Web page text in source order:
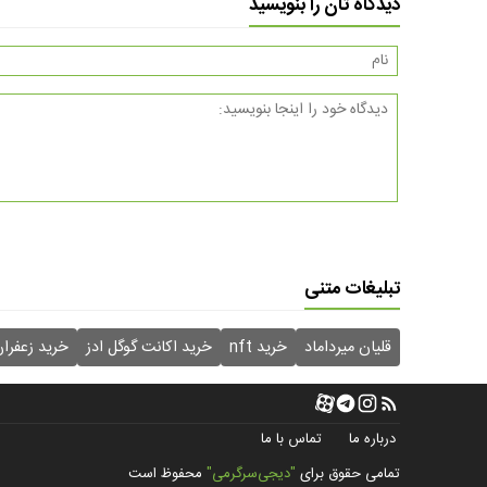
تبلیغات متنی
قلیان میرداماد خرید nft خرید اکانت گوگل ادز خرید
درباره ما
تماس با ما
تمامی حقوق برای "دیجی‌سرگرمی" محفوظ است